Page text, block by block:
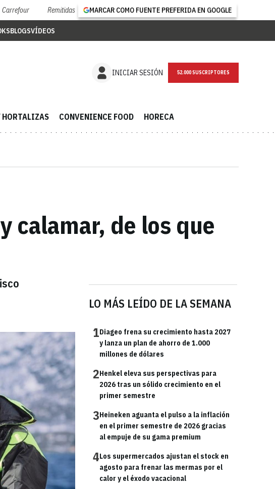
Carrefour Remitidas MARCAR COMO FUENTE PREFERIDA EN GOOGLE
BLOGSVÍDEOS
INICIAR SESIÓN NEWSLETTER
HORTALIZAS CONVENIENCE FOOD HORECA
calamar, de los que
LO MÁS LEÍDO DE LA SEMANA
1Diageo frena su crecimiento hasta 2027
y lanza un plan de ahorro de 1.000
millones de dólares
2Henkel eleva sus perspectivas para
2026 tras un sólido crecimiento en el
primer semestre
3Heineken aguanta el pulso a la inflación
en el primer semestre de 2026 gracias
al empuje de su gama premium
4Los supermercados ajustan el stock en
agosto para frenar las mermas por el
calor y el éxodo vacacional